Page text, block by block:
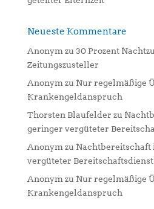
Neueste Kommentare
Anonym zu 30 Prozent
Zeitungszusteller
Anonym zu Nur regelmäßige
Krankengeldanspruch
Thorsten Blaufelder zu
geringer vergüteter
Anonym zu Nachtbereitschaft
vergüteter Bereitschaftsdienst
Anonym zu Nur regelmäßige
Krankengeldanspruch